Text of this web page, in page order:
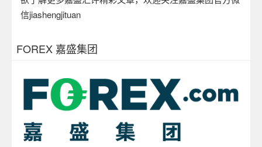
信jiashengjituan
FOREX 嘉盛集团